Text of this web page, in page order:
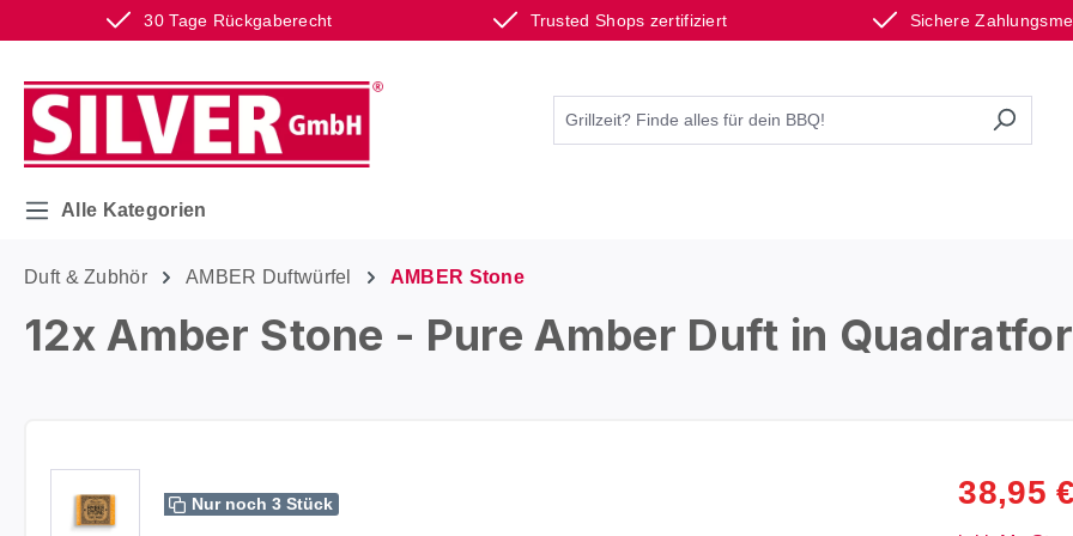
30 Tage Rückgaberecht Trusted Shops zertifiziert Sichere
Hauptinhalt springen
Zur Suche springen
Zur Hauptnavigation springen
Alle Kategorien
Duft & Zubhör AMBER Duftwürfel AMBER Stone
12x Amber Stone - Pure Amber Duft in
Nur noch 3 Stück 38,95